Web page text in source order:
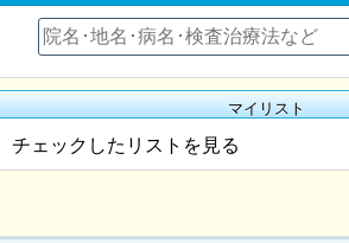
マイリスト
チェックしたリストを見る